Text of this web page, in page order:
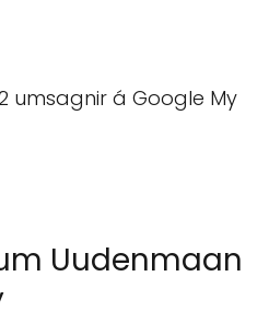
umsagnir á Google My
Uudenmaan